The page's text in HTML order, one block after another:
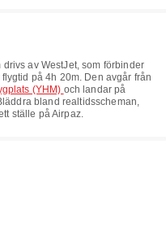
drivs av WestJet, som förbinder
flygtid på4h 20m. Den avgår från
(YHM) och landar på
bland realtidsscheman,
ställe på Airpaz.